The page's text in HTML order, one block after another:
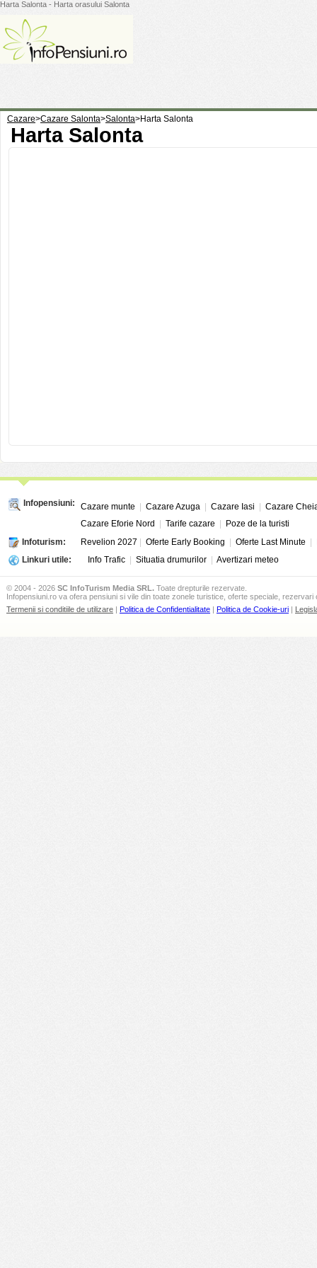
Harta Salonta - Harta orasului Salonta
Cazare>Cazare Salonta>Salonta>Harta Salonta
Harta Salonta
Infopensiuni: Cazare munte Cazare Azuga Cazare Iasi
Cazare
Cazare Eforie Nord
Tarife cazare
Poze de la turisti
Infoturism:
Revelion 2027 Oferte Early Booking Oferte Last Minute
Linkuri utile:
Info Trafic Situatia drumurilor Avertizari meteo
© 2004 - 2026 SC InfoTurism Media SRL. Toate drepturile rezervate.
Infopensiuni.ro va ofera pensiuni si vile din toate zonele turistice, oferte speciale, rezervari
Termenii si conditiile de utilizare | Politica de Confidentialitate | Politica de Cookie-uri |